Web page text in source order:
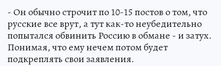
- Он обычно строчит по 10-15 постов о том, что
русские все врут, а тут как-то неубедительно
попытался обвинить Россию в обмане - и затух.
Понимая, что ему нечем потом будет
подкреплять свои заявления.